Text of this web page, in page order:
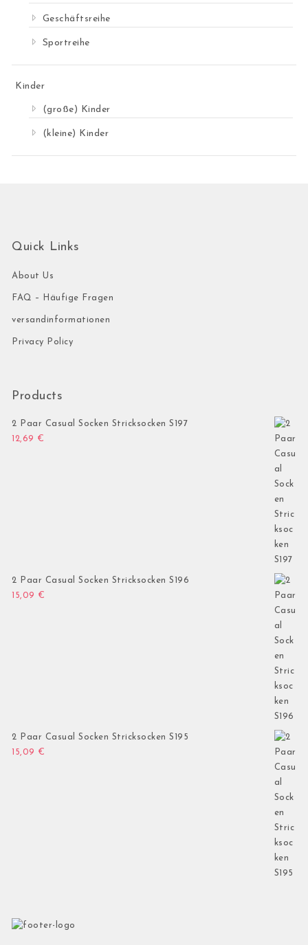
Geschäftsreihe
Sportreihe
Kinder
(große) Kinder
(kleine) Kinder
Quick Links
About Us
FAQ – Häufige Fragen
versandinformationen
Privacy Policy
Products
2 Paar Casual Socken Stricksocken S197
12,69 €
2 Paar Casual Socken Stricksocken S196
15,09 €
2 Paar Casual Socken Stricksocken S195
15,09 €